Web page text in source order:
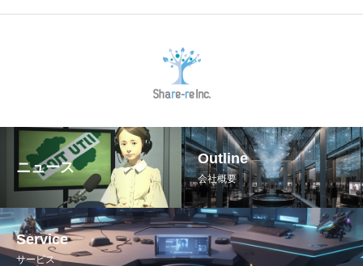
ニュース
Outline
会社概要
Service
サービス